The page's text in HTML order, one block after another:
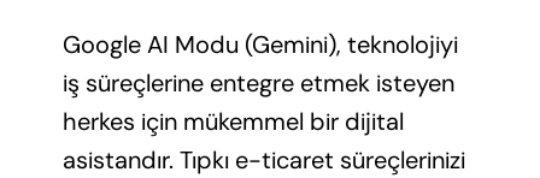
Google AI Modu (Gemini), teknolojiyi
iş süreçlerine entegre etmek isteyen
herkes için mükemmel bir dijital
asistandır. Tıpkı e-ticaret süreçlerinizi